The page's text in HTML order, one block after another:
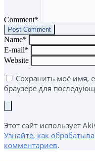
Comment*
Name*
E-mail*
Website
Сохранить моё имя,
браузере для
Этот сайт использует
Узнайте, как
комментариев.